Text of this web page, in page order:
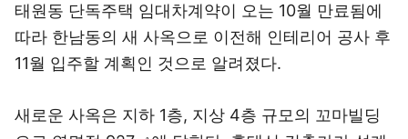
태원동 단독주택 임대차계약이 오는 10월 만료됨에
따라 한남동의 새 사옥으로 이전해 인테리어 공사 후
11월 입주할 계획인 것으로 알려졌다.
새로운 사옥은 지하 1층, 지상 4층 규모의 꼬마빌딩